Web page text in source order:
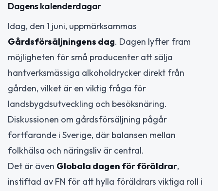
Dagens kalenderdagar
Idag, den 1 juni, uppmärksammas
Gårdsförsäljningens dag. Dagen lyfter fram
möjligheten för små producenter att sälja
hantverksmässiga alkoholdrycker direkt från
gården, vilket är en viktig fråga för
landsbygdsutveckling och besöksnäring.
Diskussionen om gårdsförsäljning pågår
fortfarande i Sverige, där balansen mellan
folkhälsa och näringsliv är central.
Det är även Globala dagen för föräldrar,
instiftad av FN för att hylla föräldrars viktiga roll i